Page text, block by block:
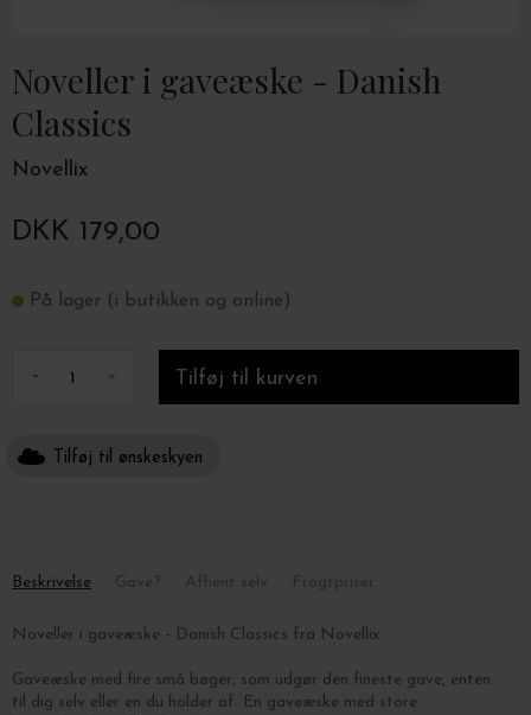
Noveller i gaveæske - Danish
Classics
Novellix
DKK 179,00
På lager (i butikken og online)
- +
Tilføj til ønskeskyen
Beskrivelse
Noveller i gaveæske - Danish Classics fra Novellix
Gaveæske med fire små bøger, som udgør den fineste gave, enten
til dig selv eller en du holder af. En gaveæske med store